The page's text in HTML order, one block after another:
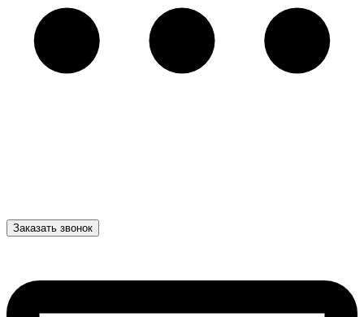
Заказать звонок